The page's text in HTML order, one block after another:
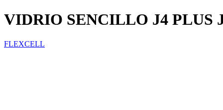
VIDRIO SENCILLO J4 PLUS
FLEXCELL